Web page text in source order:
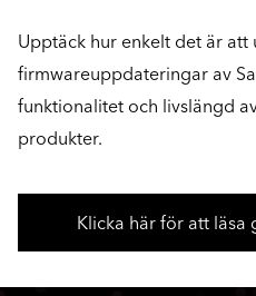
Upptäck hur enkelt det är att
firmwareuppdateringar av
funktionalitet och livslängd
produkter.
Klicka här för att läsa